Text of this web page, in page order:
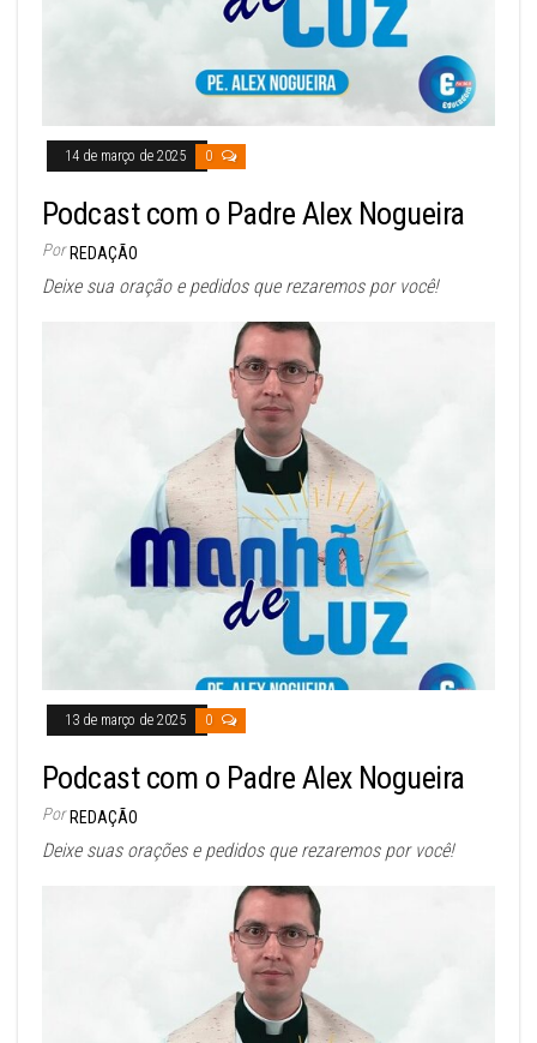
14 de março de 2025 0
Podcast com o Padre Alex Nogueira
Por REDAÇÃO
Deixe sua oração e pedidos que rezaremos por você!
13 de março de 2025 0
Podcast com o Padre Alex Nogueira
Por REDAÇÃO
Deixe suas orações e pedidos que rezaremos por você!